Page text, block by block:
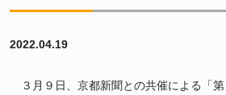
2022.04.19
３月９日、京都新聞との共催による「